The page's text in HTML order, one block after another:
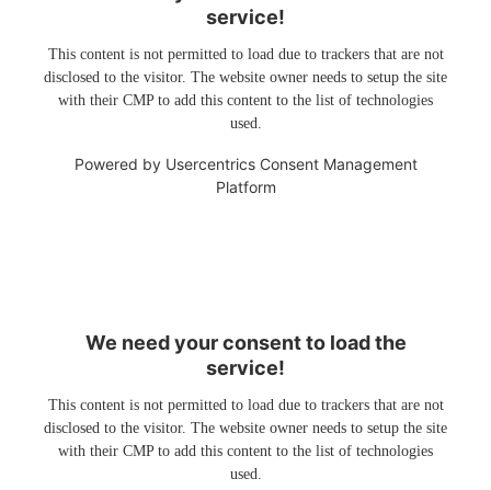
service!
This content is not permitted to load due to trackers that are not
disclosed to the visitor. The website owner needs to setup the site
with their CMP to add this content to the list of technologies
used.
Powered by Usercentrics Consent Management
Platform
We need your consent to load the
service!
This content is not permitted to load due to trackers that are not
disclosed to the visitor. The website owner needs to setup the site
with their CMP to add this content to the list of technologies
used.